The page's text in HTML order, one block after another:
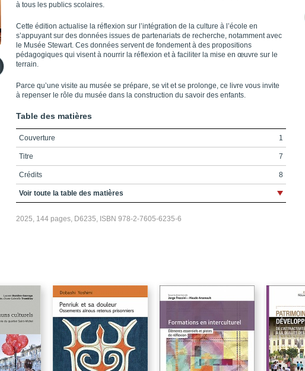
à tous les publics scolaires.
Cette édition actualise la réflexion sur l’intégration de la culture à l’école en
s’appuyant sur des données issues de partenariats de recherche, notamment avec
le Musée Stewart. Ces données servent de fondement à des propositions
pédagogiques qui visent à nourrir la réflexion et à faciliter la mise en œuvre sur le
terrain.
Parce qu’une visite au musée se prépare, se vit et se prolonge, ce livre vous invite
à repenser le rôle du musée dans la construction du savoir des enfants.
Table des matières
Couverture 1
Titre 7
Crédits 8
Préface 9
Liste de la figure et des tableaux 29
Partie I / Planification et conception 39
Chapitre 1 / Les préalables au programme éducatif 41
Partie II / Le programme éducatif 51
Voir toute la table des matières
2025, 144 pages, D6235, ISBN 978-2-7605-6235-6